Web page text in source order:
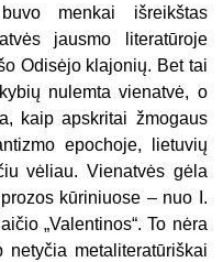
menkai išreikštas
jausmo literatūroje
Odisėjo klajonių. Bet tai
nulemta vienatvė, o
kaip apskritai žmogaus
epochoje, lietuvių
vėliau. Vienatvės gėla
kūriniuose – nuo I.
„Valentinos“. To nėra
metaliteratūriškai